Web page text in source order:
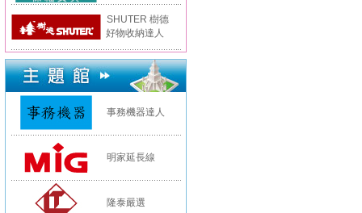
SHUTER 樹德
好物收納達人
事務機器達人
明家延長線
隆泰嚴選